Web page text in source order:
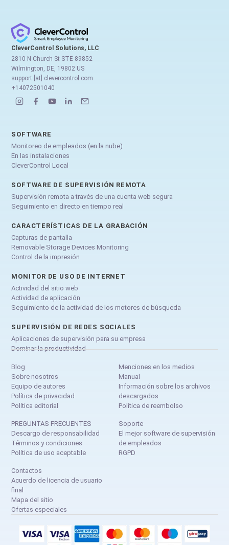
CleverControl Solutions, LLC
2810 N Church St STE 89852
Wilmington, DE, 19802 US
support [at] clevercontrol.com
+14072501040
SOFTWARE
Monitoreo de empleados (en la nube)
En las instalaciones
CleverControl Local
SOFTWARE DE SUPERVISIÓN REMOTA
Supervisión remota a través de una cuenta web segura
Seguimiento en directo en tiempo real
CARACTERÍSTICAS DE LA GRABACIÓN
Capturas de pantalla
Removable Storage Devices Monitoring
Control de la impresión
MONITOR DE USO DE INTERNET
Actividad del sitio web
Actividad de aplicación
Seguimiento de la actividad de los motores de búsqueda
SUPERVISIÓN DE REDES SOCIALES
Aplicaciones de supervisión para su empresa
Dominar la productividad
Blog
Sobre nosotros
Equipo de autores
Política de privacidad
Política editorial
Menciones en los medios
Manual
Información sobre los archivos
descargados
Política de reembolso
PREGUNTAS FRECUENTES
Descargo de responsabilidad
Términos y condiciones
Política de uso aceptable
Soporte
El mejor software de supervisión
de empleados
RGPD
Contactos
Acuerdo de licencia de usuario
final
Mapa del sitio
Ofertas especiales